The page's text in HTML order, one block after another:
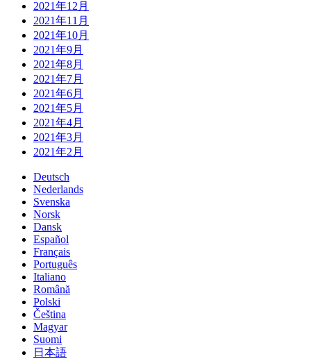
2021年12月
2021年11月
2021年10月
2021年9月
2021年8月
2021年7月
2021年6月
2021年5月
2021年4月
2021年3月
2021年2月
Deutsch
Nederlands
Svenska
Norsk
Dansk
Español
Français
Português
Italiano
Română
Polski
Čeština
Magyar
Suomi
日本語